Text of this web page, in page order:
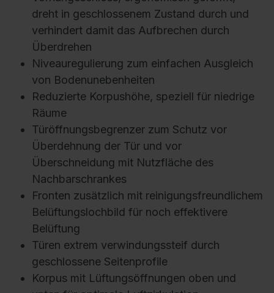
dreht in geschlossenem Zustand durch und
verhindert damit das Aufbrechen durch
Überdrehen
Niveauregulierung zum einfachen Ausgleich
von Bodenunebenheiten
Reduzierte Korpushöhe, speziell für niedrige
Räume
Türöffnungsbegrenzer zum Schutz vor
Überdehnung der Tür und vor
Überschneidung mit Nutzfläche des
Nachbarschrankes
Fronten zusätzlich mit reinigungsfreundlichem
Belüftungslochbild für noch effektivere
Belüftung
Türen extrem verwindungssteif durch
geschlossene Seitenprofile
Korpus mit Lüftungsöffnungen oben und